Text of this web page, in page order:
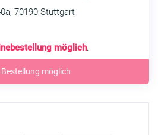
70190 Stuttgart
möglich.
Bestellung möglich